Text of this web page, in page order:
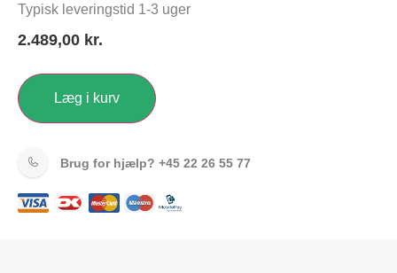
Typisk leveringstid 1-3 uger
2.489,00 kr.
Læg i kurv
Brug for hjælp? +45 22 26 55 77